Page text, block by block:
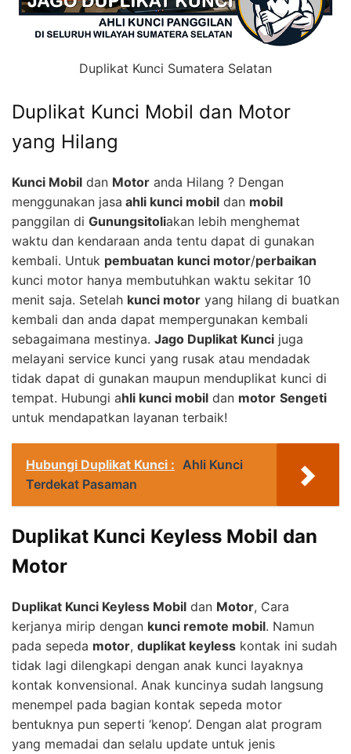
Duplikat Kunci Sumatera Selatan
Duplikat Kunci Mobil dan Motor
yang Hilang
Kunci Mobil dan Motor anda Hilang ? Dengan
menggunakan jasa ahli kunci mobil dan mobil
panggilan di Gunungsitoliakan lebih menghemat
waktu dan kendaraan anda tentu dapat di gunakan
kembali. Untuk pembuatan kunci motor/perbaikan
kunci motor hanya membutuhkan waktu sekitar 10
menit saja. Setelah kunci motor yang hilang di buatkan
kembali dan anda dapat mempergunakan kembali
sebagaimana mestinya. Jago Duplikat Kunci juga
melayani service kunci yang rusak atau mendadak
tidak dapat di gunakan maupun menduplikat kunci di
tempat. Hubungi ahli kunci mobil dan motor Sengeti
untuk mendapatkan layanan terbaik!
Hubungi Duplikat Kunci : Ahli Kunci
Terdekat Pasaman
Duplikat Kunci Keyless Mobil dan
Motor
Duplikat Kunci Keyless Mobil dan Motor, Cara
kerjanya mirip dengan kunci remote mobil. Namun
pada sepeda motor, duplikat keyless kontak ini sudah
tidak lagi dilengkapi dengan anak kunci layaknya
kontak konvensional. Anak kuncinya sudah langsung
menempel pada bagian kontak sepeda motor
bentuknya pun seperti ‘kenop’. Dengan alat program
yang memadai dan selalu update untuk jenis